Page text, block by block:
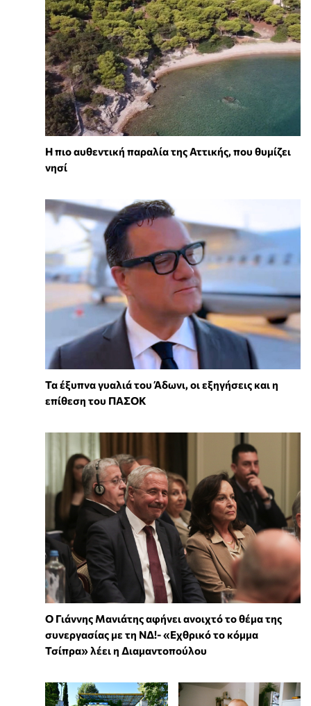
Η πιο αυθεντική παραλία της Αττικής, που θυμίζει
νησί
Τα έξυπνα γυαλιά του Άδωνι, οι εξηγήσεις και η
επίθεση του ΠΑΣΟΚ
Ο Γιάννης Μανιάτης αφήνει ανοιχτό το θέμα της
συνεργασίας με τη ΝΔ!- «Εχθρικό το κόμμα
Τσίπρα» λέει η Διαμαντοπούλου